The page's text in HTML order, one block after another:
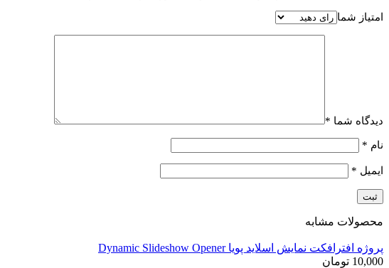
امتیاز شما
دیدگاه شما *
نام *
ایمیل *
محصولات مشابه
پروژه افترافکت نمایش اسلاید پویا Dynamic Slideshow Opener
10,000 تومان